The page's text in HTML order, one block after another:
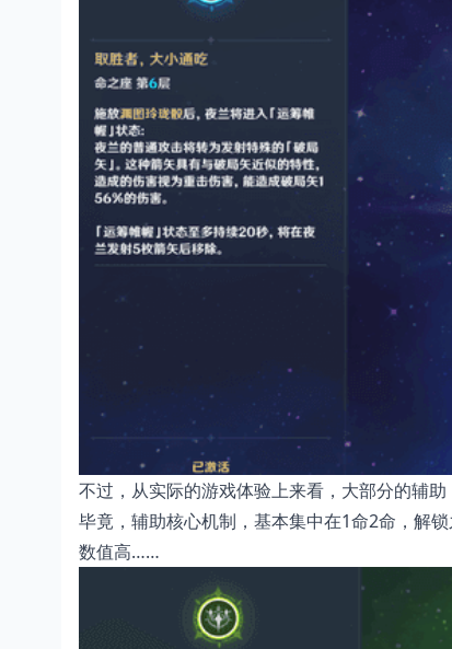
不过，从实际的游戏体验上来看，大部分的辅
毕竟，辅助核心机制，基本集中在1命2命，解
数值高……